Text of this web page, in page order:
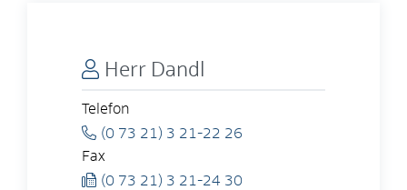
Herr Dandl
Telefon
(0 73 21) 3 21-22 26
Fax
(0 73 21) 3 21-24 30